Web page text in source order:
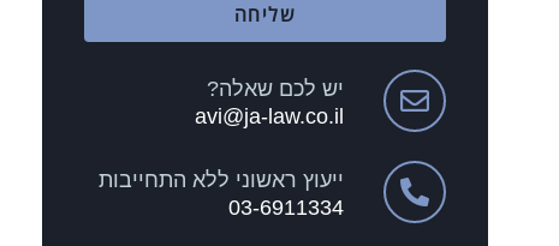
שליחה
יש לכם שאלה?
avi@ja-law.co.il
ייעוץ ראשוני ללא התחייבות
03-6911334